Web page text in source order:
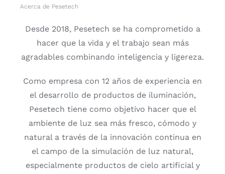
Acerca de Pesetech
Desde 2018, Pesetech se ha comprometido a
hacer que la vida y el trabajo sean más
agradables combinando inteligencia y ligereza.
Como empresa con 12 años de experiencia en
el desarrollo de productos de iluminación,
Pesetech tiene como objetivo hacer que el
ambiente de luz sea más fresco, cómodo y
natural a través de la innovación continua en
el campo de la simulación de luz natural,
especialmente productos de cielo artificial y